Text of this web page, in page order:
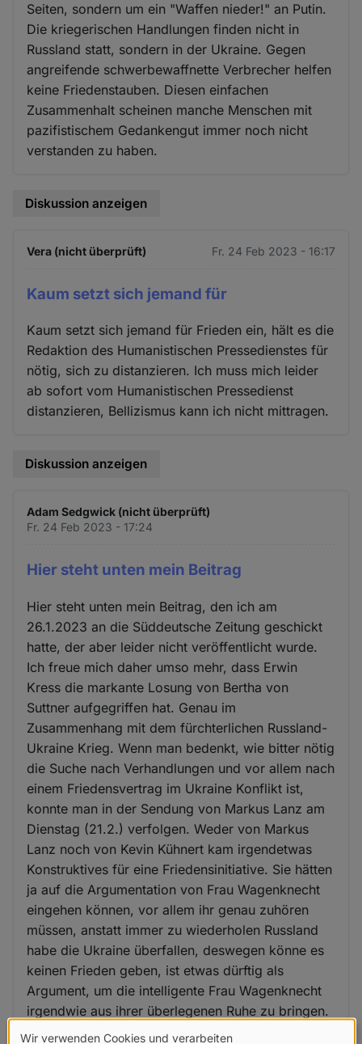
Seiten, sondern um ein "Waffen nieder!" an Putin.
Die kriegerischen Handlungen finden nicht in
Russland statt, sondern in der Ukraine. Gegen
angreifende schwerbewaffnette Verbrecher helfen
keine Friedenstauben. Diesen einfachen
Zusammenhalt scheinen manche Menschen mit
pazifistischem Gedankengut immer noch nicht
verstanden zu haben.
Diskussion anzeigen
Vera (nicht überprüft) Fr. 24 Feb 2023 - 16:17
Kaum setzt sich jemand für
Kaum setzt sich jemand für Frieden ein, hält es die
Redaktion des Humanistischen Pressedienstes für
nötig, sich zu distanzieren. Ich muss mich leider
ab sofort vom Humanistischen Pressedienst
distanzieren, Bellizismus kann ich nicht mittragen.
Diskussion anzeigen
Adam Sedgwick (nicht überprüft)
Fr. 24 Feb 2023 - 17:24
Hier steht unten mein Beitrag
Hier steht unten mein Beitrag, den ich am
26.1.2023 an die Süddeutsche Zeitung geschickt
hatte, der aber leider nicht veröffentlicht wurde.
Ich freue mich daher umso mehr, dass Erwin
Kress die markante Losung von Bertha von
Suttner aufgegriffen hat. Genau im
Zusammenhang mit dem fürchterlichen Russland-
Ukraine Krieg. Wenn man bedenkt, wie bitter nötig
die Suche nach Verhandlungen und vor allem nach
einem Friedensvertrag im Ukraine Konflikt ist,
konnte man in der Sendung von Markus Lanz am
Dienstag (21.2.) verfolgen. Weder von Markus
Lanz noch von Kevin Kühnert kam irgendetwas
Konstruktives für eine Friedensinitiative. Sie hätten
ja auf die Argumentation von Frau Wagenknecht
eingehen können, vor allem ihr genau zuhören
müssen, anstatt immer zu wiederholen Russland
habe die Ukraine überfallen, deswegen könne es
keinen Frieden geben, ist etwas dürftig als
Argument, um die intelligente Frau Wagenknecht
irgendwie aus ihrer überlegenen Ruhe zu bringen.
Wir verwenden Cookies und verarbeiten